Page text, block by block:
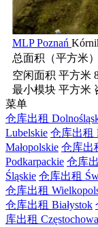
MLP Poznań
总面积（平方米）
空闲面积 平方米
最小模块 平方米
菜单
仓库出租
Lubelskie 仓库出租
Małopolskie 仓库出
Podkarpackie 仓库
Śląskie 仓库出租
仓库出租
仓库出租 Białystok
库出租 Częstochowa